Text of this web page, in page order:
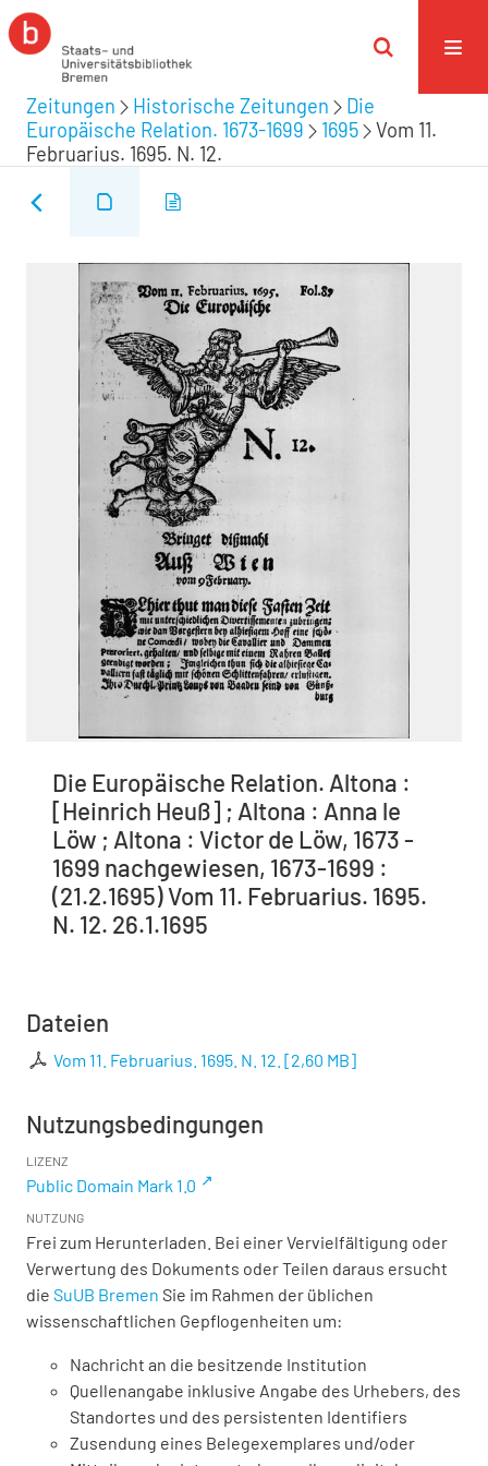
Zeitungen Historische Zeitungen
Die
Europäische Relation. 1673-1699
1695
Vom 11.
Februarius. 1695. N. 12.
Die Europäische Relation. Altona :
[Heinrich Heuß] ; Altona : Anna le
Löw ; Altona : Victor de Löw, 1673 -
1699 nachgewiesen, 1673-1699 :
(21.2.1695) Vom 11. Februarius. 1695.
N. 12. 26.1.1695
Dateien
Vom 11. Februarius. 1695. N. 12. [2,60 MB]
Nutzungsbedingungen
LIZENZ
Public Domain Mark 1.0
NUTZUNG
Frei zum Herunterladen. Bei einer Vervielfältigung oder
Verwertung des Dokuments oder Teilen daraus ersucht
die SuUB Bremen Sie im Rahmen der üblichen
wissenschaftlichen Gepflogenheiten um:
Nachricht an die besitzende Institution
Quellenangabe inklusive Angabe des Urhebers, des
Standortes und des persistenten Identifiers
Zusendung eines Belegexemplares und/oder